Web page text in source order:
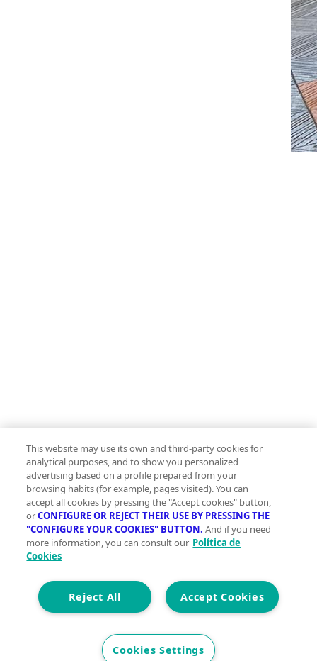
This website may use its own and third-party cookies for
analytical purposes, and to show you personalized
advertising based on a profile prepared from your
browsing habits (for example, pages visited). You can
accept all cookies by pressing the "Accept cookies" button,
orCONFIGURE OR REJECT THEIR USE BY PRESSING THE
"CONFIGURE YOUR COOKIES" BUTTON. And if you need
more information, you can consult our Política de
Cookies
Accept Cookies
Reject All
Cookies Settings